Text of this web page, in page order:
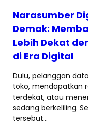
Narasumber
Demak:
Lebih Dekat
di Era Digital
Dulu, pelanggan
toko, mendapatkan
terdekat, atau
sedang berkeliling.
tersebut…